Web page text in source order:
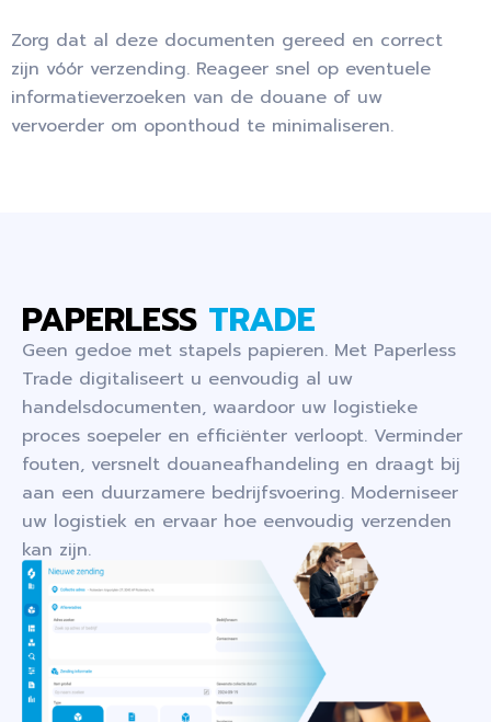
Zorg dat al deze documenten gereed en correct
zijn vóór verzending. Reageer snel op eventuele
informatieverzoeken van de douane of uw
vervoerder om oponthoud te minimaliseren.
PAPERLESS TRADE
Geen gedoe met stapels papieren. Met Paperless
Trade digitaliseert u eenvoudig al uw
handelsdocumenten, waardoor uw logistieke
proces soepeler en efficiënter verloopt. Verminder
fouten, versnelt douaneafhandeling en draagt bij
aan een duurzamere bedrijfsvoering. Moderniseer
uw logistiek en ervaar hoe eenvoudig verzenden
kan zijn.